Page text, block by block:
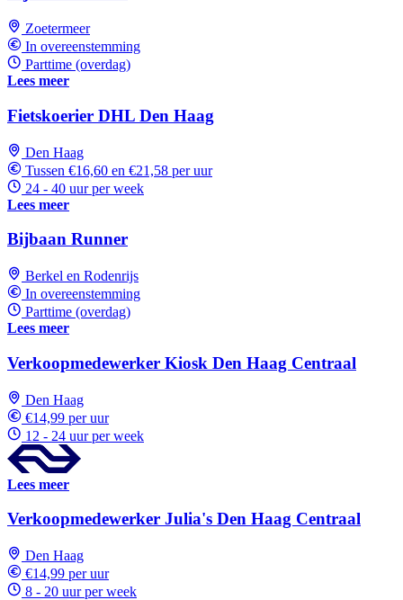
Zoetermeer
In overeenstemming
Parttime (overdag)
Lees meer
Fietskoerier DHL Den Haag
Den Haag
Tussen €16,60 en €21,58 per uur
24 - 40 uur per week
Lees meer
Bijbaan Runner
Berkel en Rodenrijs
In overeenstemming
Parttime (overdag)
Lees meer
Verkoopmedewerker Kiosk Den Haag Centraal
Den Haag
€14,99 per uur
12 - 24 uur per week
Lees meer
Verkoopmedewerker Julia's Den Haag Centraal
Den Haag
€14,99 per uur
8 - 20 uur per week